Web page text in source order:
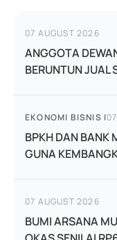
07 AUGUST 2026
ANGGOTA
BERUNTUN JUAL
EKONOMI BISNIS |
BPKH DAN BANK
GUNA
07 AUGUST 2026
BUMI ARSANA